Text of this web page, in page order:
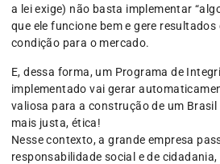
a lei exige) não basta implementar
que ele funcione bem e gere
condição para o mercado.
E, dessa forma, um Programa de
implementado vai gerar
valiosa para a construção de um Brasil
mais justa, ética!
Nesse contexto, a grande empresa
responsabilidade social e de